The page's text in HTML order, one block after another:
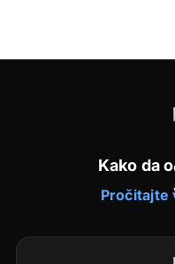
Kako da
Pročitajte